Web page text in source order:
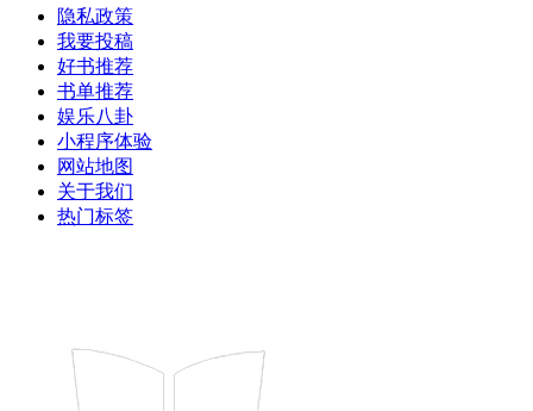
隐私政策
我要投稿
好书推荐
书单推荐
娱乐八卦
小程序体验
网站地图
关于我们
热门标签